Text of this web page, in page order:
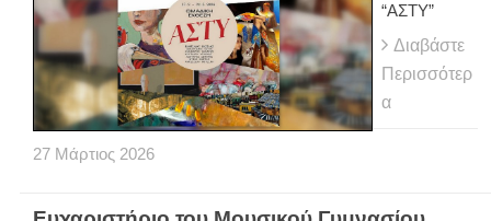
“ΑΣΤΥ”
Διαβάστε
Περισσότερ
α
27 Μάρτιος 2026